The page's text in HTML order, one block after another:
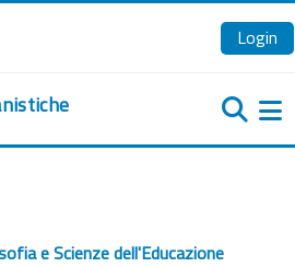
Login
e Scienze dell'Educazione